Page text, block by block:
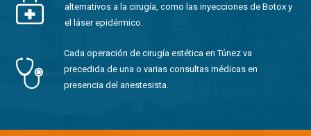
alternativos a la cirugía, como las inyecciones de Botox y
el láser epidérmico.
Cada operación de cirugía estética en Túnez va
precedida de una o varias consultas médicas en
presencia del anestesista.